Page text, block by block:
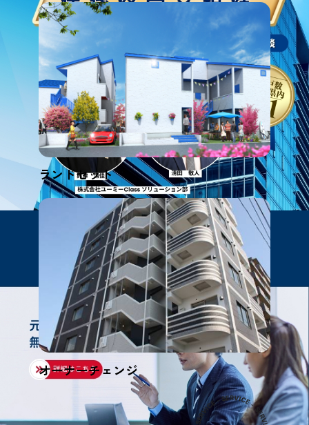
ランドセット
オーナーチェンジ